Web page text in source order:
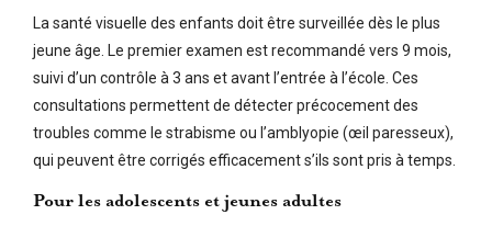
La santé visuelle des enfants doit être surveillée dès le plus
jeune âge. Le premier examen est recommandé vers 9 mois,
suivi d’un contrôle à 3 ans et avant l’entrée à l’école. Ces
consultations permettent de détecter précocement des
troubles comme le strabisme ou l’amblyopie (œil paresseux),
qui peuvent être corrigés efficacement s’ils sont pris à temps.
Pour les adolescents et jeunes adultes